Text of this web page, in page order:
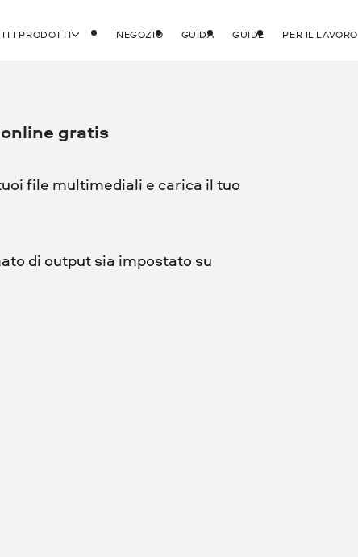
I PRODOTTI NEGOZIO GUIDA GUIDE PER IL LAVORO
gratis
file multimediali e carica il tuo
di output sia impostato su